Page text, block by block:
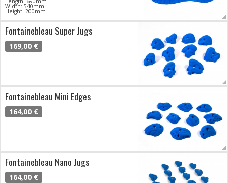
Width: 540mm
Height: 200mm
Fontainebleau Super Jugs
169,00 €
Fontainebleau Mini Edges
164,00 €
Fontainebleau Nano Jugs
164,00 €